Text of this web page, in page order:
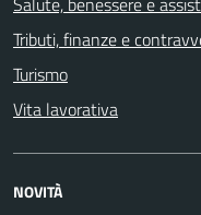
Tributi, finanze e
Turismo
Vita lavorativa
NOVITÀ